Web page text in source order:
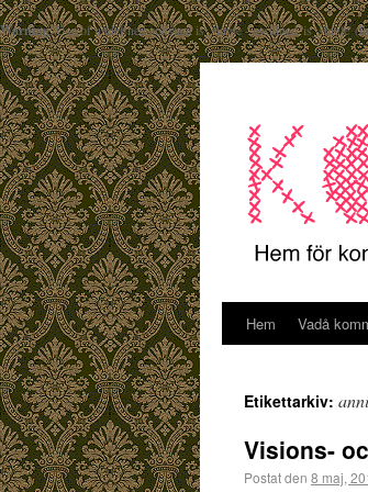
Warning: Use of undefined constant is_single - assumed
Hem Vadå
Etikettarkiv:
Visions-
Postat den 8 maj,